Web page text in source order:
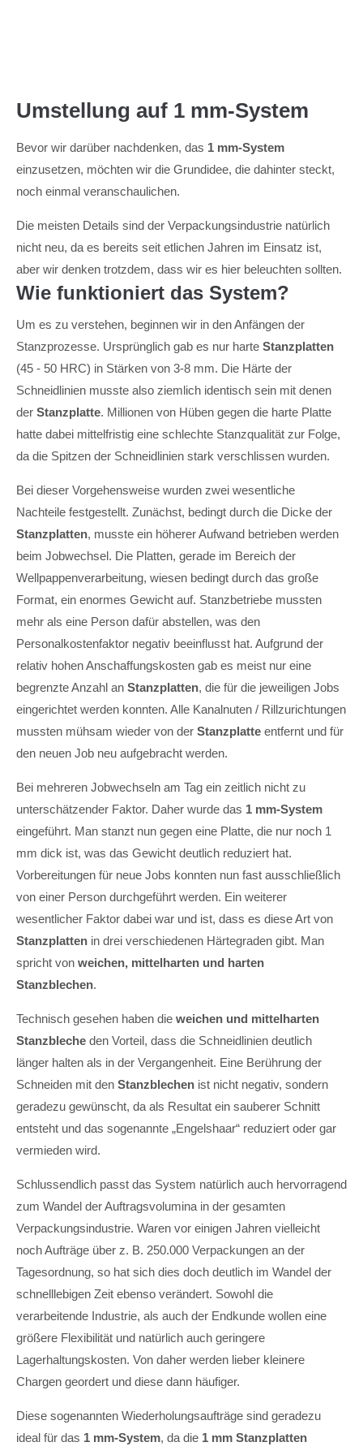
Umstellung auf 1 mm-System
Bevor wir darüber nachdenken, das 1 mm-System
einzusetzen, möchten wir die Grundidee, die dahinter steckt,
noch einmal veranschaulichen.
Die meisten Details sind der Verpackungsindustrie natürlich
nicht neu, da es bereits seit etlichen Jahren im Einsatz ist,
aber wir denken trotzdem, dass wir es hier beleuchten sollten.
Wie funktioniert das System?
Um es zu verstehen, beginnen wir in den Anfängen der
Stanzprozesse. Ursprünglich gab es nur harte Stanzplatten
(45 - 50 HRC) in Stärken von 3-8 mm. Die Härte der
Schneidlinien musste also ziemlich identisch sein mit denen
der Stanzplatte. Millionen von Hüben gegen die harte Platte
hatte dabei mittelfristig eine schlechte Stanzqualität zur Folge,
da die Spitzen der Schneidlinien stark verschlissen wurden.
Bei dieser Vorgehensweise wurden zwei wesentliche
Nachteile festgestellt. Zunächst, bedingt durch die Dicke der
Stanzplatten, musste ein höherer Aufwand betrieben werden
beim Jobwechsel. Die Platten, gerade im Bereich der
Wellpappenverarbeitung, wiesen bedingt durch das große
Format, ein enormes Gewicht auf. Stanzbetriebe mussten
mehr als eine Person dafür abstellen, was den
Personalkostenfaktor negativ beeinflusst hat. Aufgrund der
relativ hohen Anschaffungskosten gab es meist nur eine
begrenzte Anzahl an Stanzplatten, die für die jeweiligen Jobs
eingerichtet werden konnten. Alle Kanalnuten / Rillzurichtungen
mussten mühsam wieder von der Stanzplatte entfernt und für
den neuen Job neu aufgebracht werden.
Bei mehreren Jobwechseln am Tag ein zeitlich nicht zu
unterschätzender Faktor. Daher wurde das 1 mm-System
eingeführt. Man stanzt nun gegen eine Platte, die nur noch 1
mm dick ist, was das Gewicht deutlich reduziert hat.
Vorbereitungen für neue Jobs konnten nun fast ausschließlich
von einer Person durchgeführt werden. Ein weiterer
wesentlicher Faktor dabei war und ist, dass es diese Art von
Stanzplatten in drei verschiedenen Härtegraden gibt. Man
spricht von weichen, mittelharten und harten
Stanzblechen.
Technisch gesehen haben die weichen und mittelharten
Stanzbleche den Vorteil, dass die Schneidlinien deutlich
länger halten als in der Vergangenheit. Eine Berührung der
Schneiden mit den Stanzblechen ist nicht negativ, sondern
geradezu gewünscht, da als Resultat ein sauberer Schnitt
entsteht und das sogenannte „Engelshaar“ reduziert oder gar
vermieden wird.
Schlussendlich passt das System natürlich auch hervorragend
zum Wandel der Auftragsvolumina in der gesamten
Verpackungsindustrie. Waren vor einigen Jahren vielleicht
noch Aufträge über z. B. 250.000 Verpackungen an der
Tagesordnung, so hat sich dies doch deutlich im Wandel der
schnelllebigen Zeit ebenso verändert. Sowohl die
verarbeitende Industrie, als auch der Endkunde wollen eine
größere Flexibilität und natürlich auch geringere
Lagerhaltungskosten. Von daher werden lieber kleinere
Chargen geordert und diese dann häufiger.
Diese sogenannten Wiederholungsaufträge sind geradezu
ideal für das 1 mm-System, da die 1 mm Stanzplatten